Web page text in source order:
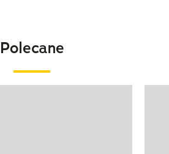
Polecane